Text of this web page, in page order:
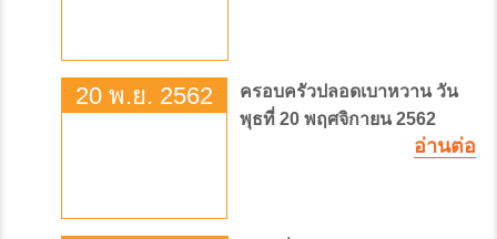
เจ้าฟ้าจุฬาภรณ์วลัยลักษณ์ อัคร
ราชกุมารี กรมพระศรีสวางค
20 พ.ย. 2562
ครอบครัวปลอดเบาหวาน วัน
พุธที่ 20 พฤศจิกายน 2562
อ่านต่อ